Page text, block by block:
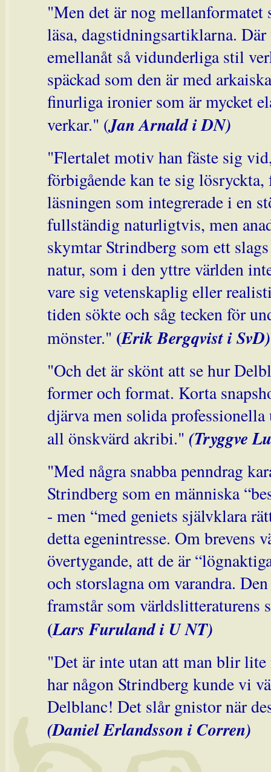
"Men det är nog mellanformatet
läsa, dagstidningsartiklarna.
emellanåt så vidunderliga stil
späckad som den är med
finurliga ironier som är mycket
verkar." (Jan Arnald i DN)
"Flertalet motiv han fäste sig
förbigående kan te sig
läsningen som integrerade i en
fullständig naturligtvis, men
skymtar Strindberg som ett
natur, som i den yttre världen
vare sig vetenskaplig eller
tiden sökte och såg tecken för
mönster." (Erik Bergqvist i SvD)
"Och det är skönt att se hur
former och format. Korta
djärva men solida professionella
all önskvärd akribi." (Tryggve
"Med några snabba penndrag
Strindberg som en människa
- men “med geniets självklara
detta egenintresse. Om brevens
övertygande, att de är
och storslagna om varandra.
framstår som världslitteraturens
(Lars Furuland i U NT)
"Det är inte utan att man blir
har någon Strindberg kunde vi
Delblanc! Det slår gnistor när
(Daniel Erlandsson i Corren)